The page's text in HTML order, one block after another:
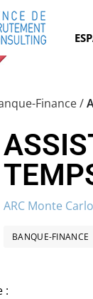
Finance/
ARC Monte Carlo
BANQUE-FINANCE
: